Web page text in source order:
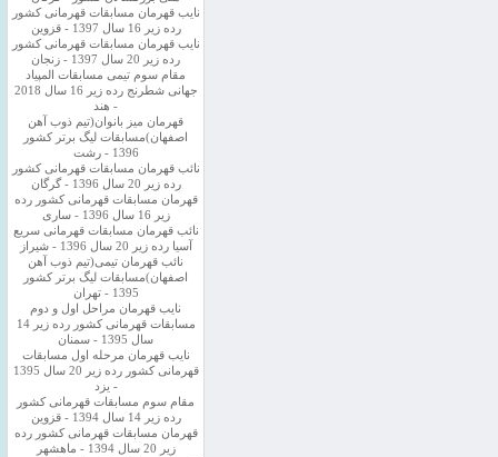
نایب قهرمان مسابقات قهرمانی کشور
رده زیر 16 سال 1397 - قزوین
نایب قهرمان مسابقات قهرمانی کشور
رده زیر 20 سال 1397 - زنجان
مقام سوم تیمی مسابقات المپیاد
جهانی شطرنج رده زیر 16 سال 2018
- هند
قهرمان میز بانوان(تیم ذوب آهن
اصفهان)مسابقات لیگ برتر کشور
1396 - رشت
نائب قهرمان مسابقات قهرمانی کشور
رده زیر 20 سال 1396 - گرگان
قهرمان مسابقات قهرمانی کشور رده
زیر 16 سال 1396 - ساری
نائب قهرمان مسابقات قهرمانی سریع
آسیا رده زیر 20 سال 1396 - شیراز
نائب قهرمان تیمی(تیم ذوب آهن
اصفهان)مسابقات لیگ برتر کشور
1395 - تهران
نایب قهرمان مراحل اول و دوم
مسابقات قهرمانی کشور رده زیر 14
سال 1395 - سمنان
نایب قهرمان مرحله اول مسابقات
قهرمانی کشور رده زیر 20 سال 1395
- یزد
مقام سوم مسابقات قهرمانی کشور
رده زیر 14 سال 1394 - قزوین
قهرمان مسابقات قهرمانی کشور رده
زیر 20 سال 1394 - ماهشهر